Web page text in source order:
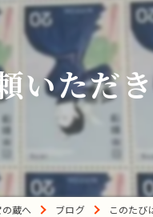
いただ
蔵へ ブログ このたび